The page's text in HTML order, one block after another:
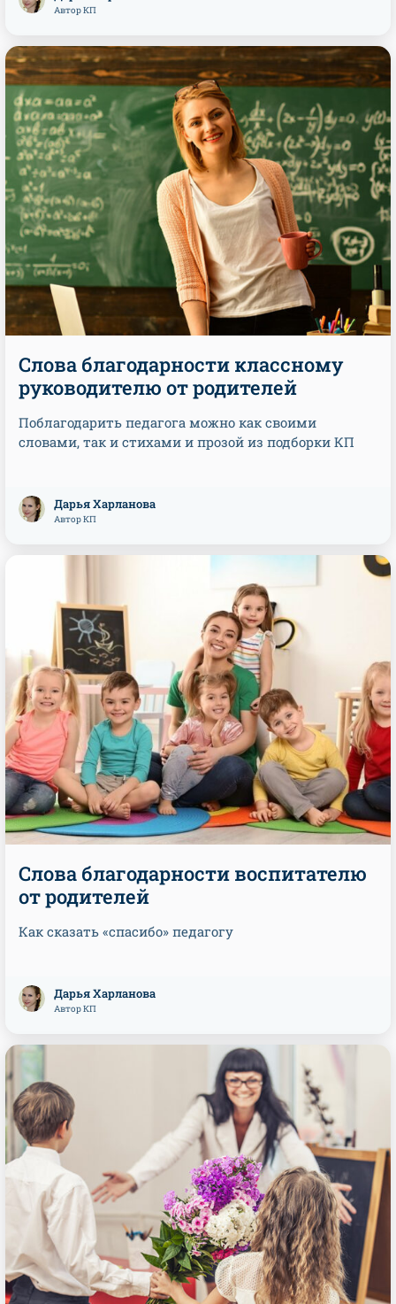
Автор КП
Слова благодарности классному
руководителю от родителей
Поблагодарить педагога можно как своими
словами, так и стихами и прозой из подборки КП
Дарья Харланова
Автор КП
Слова благодарности воспитателю
от родителей
Как сказать «спасибо» педагогу
Дарья Харланова
Автор КП